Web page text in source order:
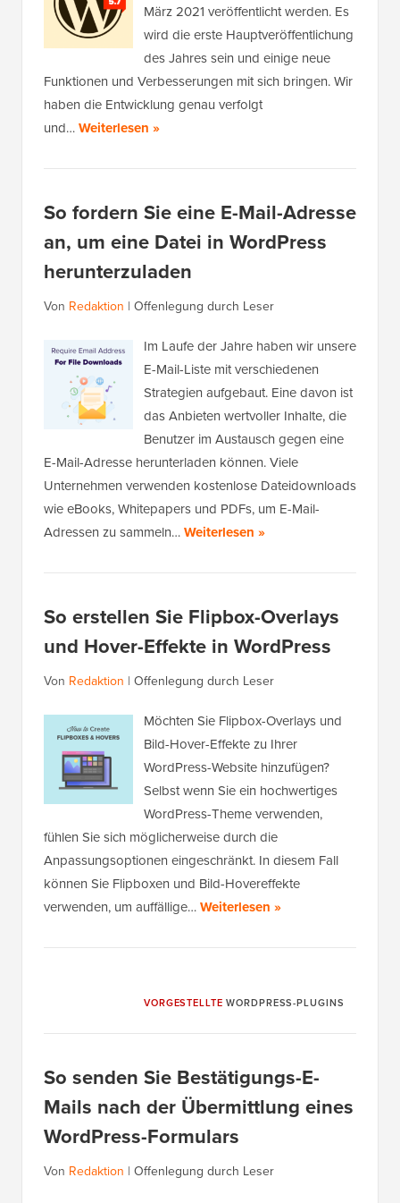
März 2021 veröffentlicht werden. Es
wird die erste Hauptveröffentlichung
des Jahres sein und einige neue
Funktionen und Verbesserungen mit sich bringen. Wir
haben die Entwicklung genau verfolgt
und…Weiterlesen »
So fordern Sie eine E-Mail-Adresse
an, um eine Datei in WordPress
herunterzuladen
Von Redaktion | Offenlegung durch Leser
Im Laufe der Jahre haben wir unsere
E-Mail-Liste mit verschiedenen
Strategien aufgebaut. Eine davon ist
das Anbieten wertvoller Inhalte, die
Benutzer im Austausch gegen eine
E-Mail-Adresse herunterladen können. Viele
Unternehmen verwenden kostenlose Dateidownloads
wie eBooks, Whitepapers und PDFs, um E-Mail-
Adressen zu sammeln…Weiterlesen »
So erstellen Sie Flipbox-Overlays
und Hover-Effekte in WordPress
Von Redaktion | Offenlegung durch Leser
Möchten Sie Flipbox-Overlays und
Bild-Hover-Effekte zu Ihrer
WordPress-Website hinzufügen?
Selbst wenn Sie ein hochwertiges
WordPress-Theme verwenden,
fühlen Sie sich möglicherweise durch die
Anpassungsoptionen eingeschränkt. In diesem Fall
können Sie Flipboxen und Bild-Hovereffekte
verwenden, um auffällige…Weiterlesen »
VORGESTELLTE WORDPRESS-PLUGINS
So senden Sie Bestätigungs-E-
Mails nach der Übermittlung eines
WordPress-Formulars
Von Redaktion | Offenlegung durch Leser